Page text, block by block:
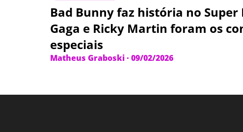
Bad Bunny faz história no Super
Gaga e Ricky Martin foram os
especiais
Matheus Graboski· 09/02/2026